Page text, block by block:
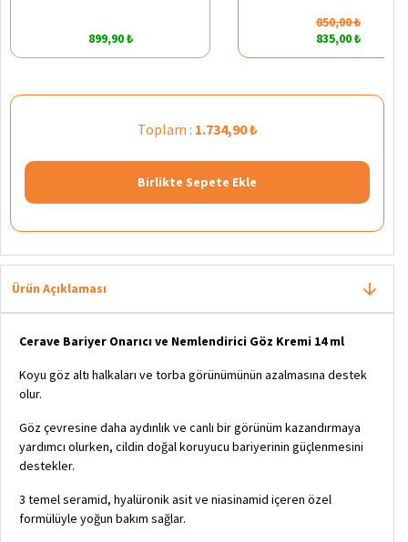
899,90 ₺
850,00 ₺
835,00 ₺
Toplam : 1.734,90 ₺
Birlikte Sepete Ekle
Ürün Açıklaması
Cerave Bariyer Onarıcı ve Nemlendirici Göz Kremi 14 ml
Koyu göz altı halkaları ve torba görünümünün azalmasına destek
olur.
Göz çevresine daha aydınlık ve canlı bir görünüm kazandırmaya
yardımcı olurken, cildin doğal koruyucu bariyerinin güçlenmesini
destekler.
3 temel seramid, hyalüronik asit ve niasinamid içeren özel
formülüyle yoğun bakım sağlar.